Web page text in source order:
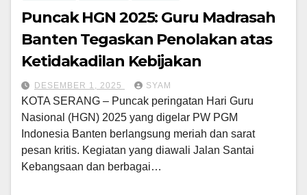
Puncak HGN 2025: Guru Madrasah
Banten Tegaskan Penolakan atas
Ketidakadilan Kebijakan
DESEMBER 1, 2025 SYAM
KOTA SERANG – Puncak peringatan Hari Guru
Nasional (HGN) 2025 yang digelar PW PGM
Indonesia Banten berlangsung meriah dan sarat
pesan kritis. Kegiatan yang diawali Jalan Santai
Kebangsaan dan berbagai…